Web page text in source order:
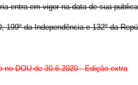
entra em vigor na data de sua
199º da Independência e 132º da
no DOU de 30.6.2020 -Edição extra